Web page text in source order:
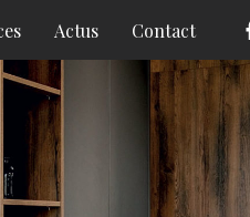
Actus Contact